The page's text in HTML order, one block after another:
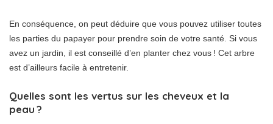
En conséquence, on peut déduire que vous pouvez utiliser toutes
les parties du papayer pour prendre soin de votre santé. Si vous
avez un jardin, il est conseillé d’en planter chez vous ! Cet arbre
est d’ailleurs facile à entretenir.
Quelles sont les vertus sur les cheveux et la
peau ?